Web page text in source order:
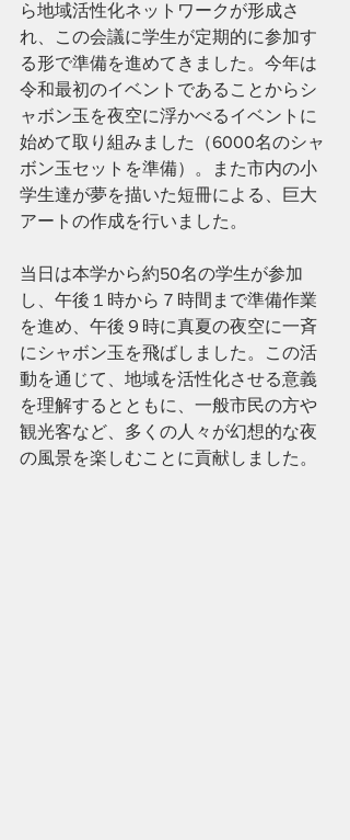
ら地域活性化ネットワークが形成さ
れ、この会議に学生が定期的に参加す
る形で準備を進めてきました。今年は
令和最初のイベントであることからシ
ャボン玉を夜空に浮かべるイベントに
始めて取り組みました（6000名のシャ
ボン玉セットを準備）。また市内の小
学生達が夢を描いた短冊による、巨大
アートの作成を行いました。
当日は本学から約50名の学生が参加
し、午後１時から７時間まで準備作業
を進め、午後９時に真夏の夜空に一斉
にシャボン玉を飛ばしました。この活
動を通じて、地域を活性化させる意義
を理解するとともに、一般市民の方や
観光客など、多くの人々が幻想的な夜
の風景を楽しむことに貢献しました。